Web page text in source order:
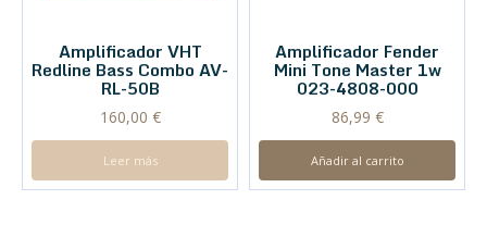
Amplificador VHT
Redline Bass Combo AV-
RL-50B
160,00 €
Leer más